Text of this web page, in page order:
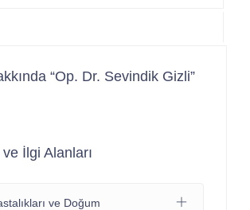
“Op. Dr. Sevindik Gizli”
İlgi Alanları
ve Doğum